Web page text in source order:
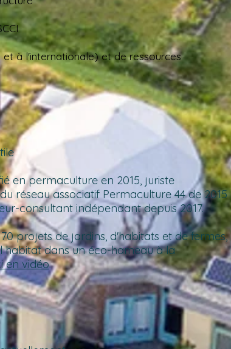
à l'internationale) et de ressources
en permaculture en 2015, juriste
réseau associatif Permaculture 44 de 2015
consultant indépendant depuis 2017.
projets de jardins, d'habitats et de fermes,
habitat dans un éco-hameau à la
en vidéo